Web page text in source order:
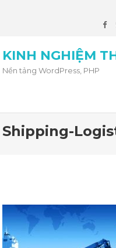
KINH NGHIỆM
Nền tảng WordPress, PHP
Shipping-